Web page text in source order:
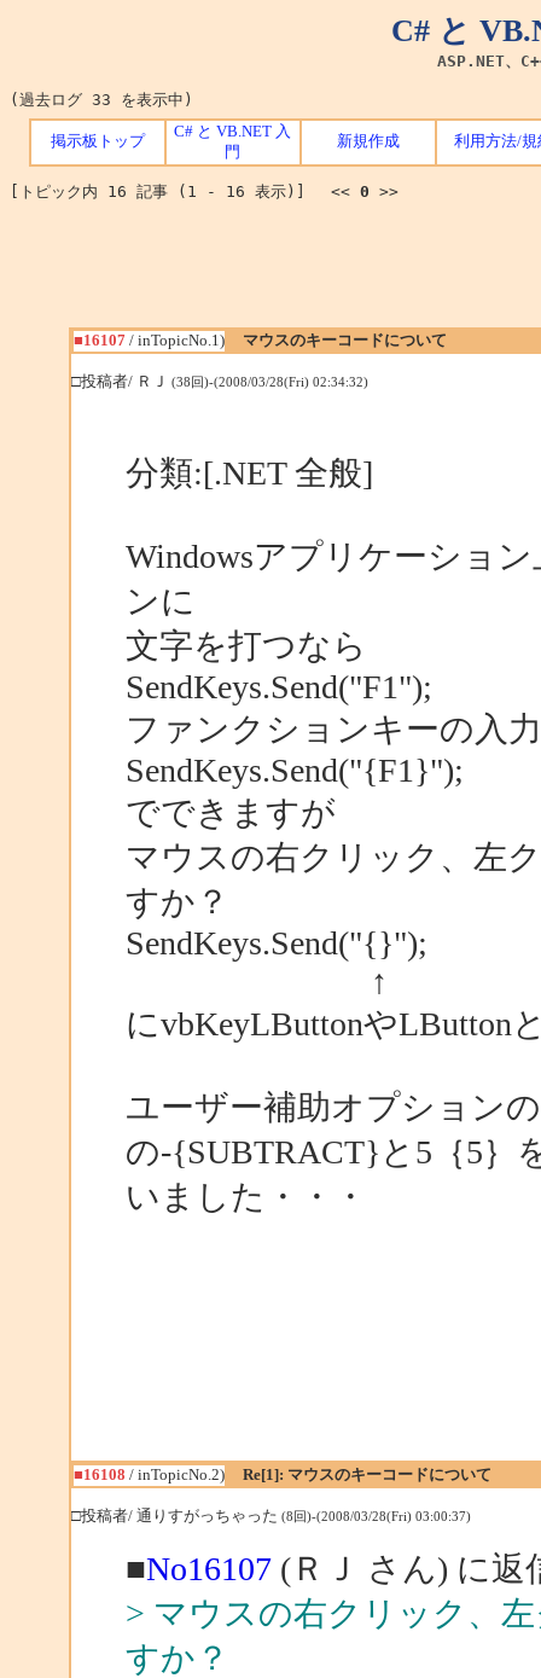
C# と
ASP.NET、
(過去ログ 33 を表示中)
掲示板トップ
C# と VB.NET 入
門
新規作成 利用方法/規
[トピック内 16 記事 (1 - 16 表示)] << 0 >>
■16107/ inTopicNo.1) マウスのキーコードについて
□投稿者/ ＲＪ (38回)-(2008/03/28(Fri) 02:34:32)
分類:[.NET 全般]
Windowsアプリケーショ
ンに
文字を打つなら
SendKeys.Send("F1");
ファンクションキーの入
SendKeys.Send("{F1}");
でできますが
マウスの右クリック、左
すか？
SendKeys.Send("{}");
↑
にvbKeyLButtonやLButton
ユーザー補助オプション
の-{SUBTRACT}と5｛5｝
いました・・・
■16108 / inTopicNo.2) Re[1]: マウスのキーコードについて
□投稿者/ 通りすがっちゃった (8回)-(2008/03/28(Fri) 03:00:37)
■No16107(ＲＪ さん) に返
> マウスの右クリック、
すか？